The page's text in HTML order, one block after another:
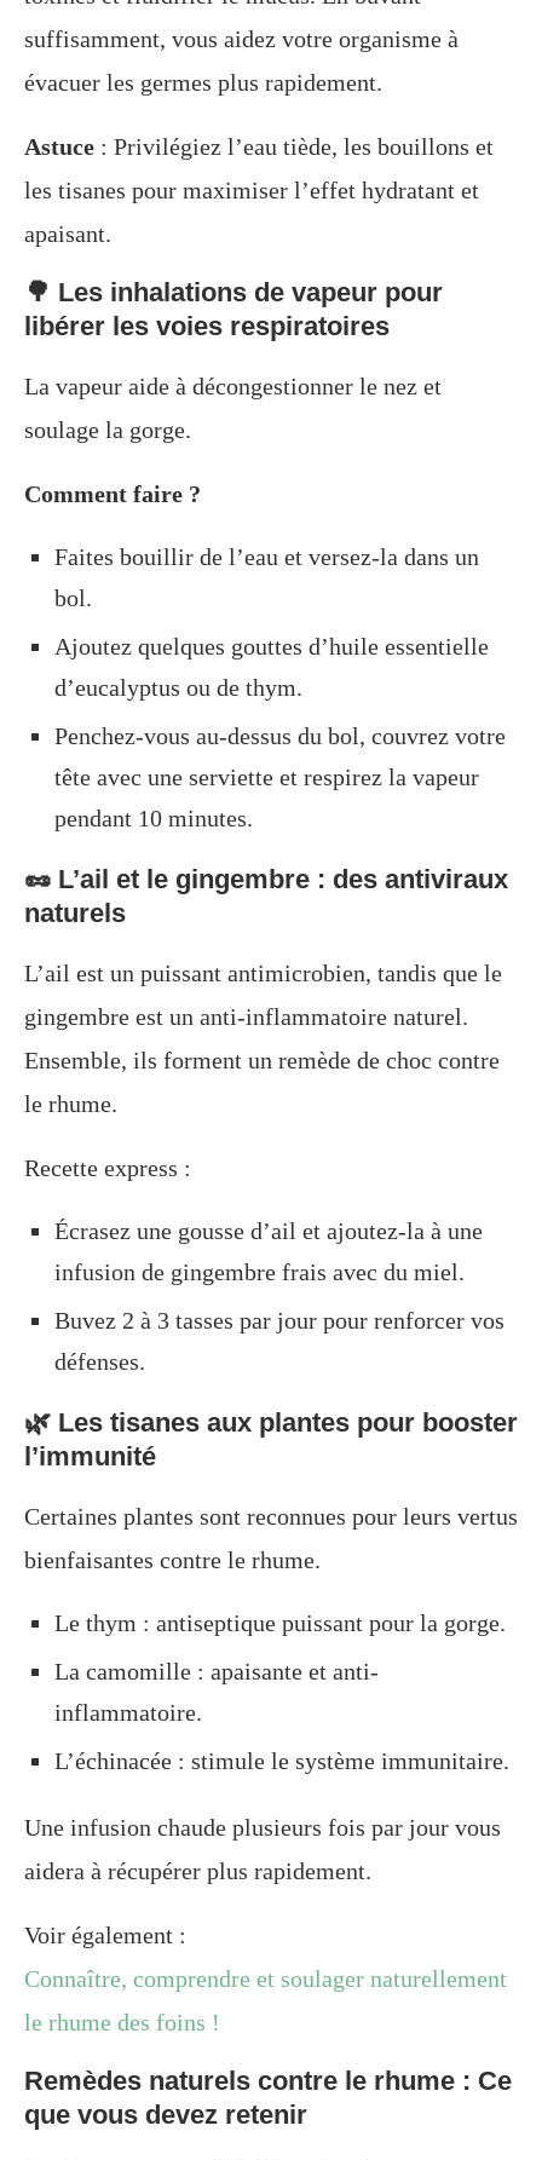
suffisamment, vous aidez votre organisme à
évacuer les germes plus rapidement.
Astuce : Privilégiez l’eau tiède, les bouillons et
les tisanes pour maximiser l’effet hydratant et
apaisant.
🌳 Les inhalations de vapeur pour
libérer les voies respiratoires
La vapeur aide à décongestionner le nez et
soulage la gorge.
Comment faire ?
Faites bouillir de l’eau et versez-la dans un
bol.
Ajoutez quelques gouttes d’huile essentielle
d’eucalyptus ou de thym.
Penchez-vous au-dessus du bol, couvrez votre
tête avec une serviette et respirez la vapeur
pendant 10 minutes.
🥜 L’ail et le gingembre : des antiviraux
naturels
L’ail est un puissant antimicrobien, tandis que le
gingembre est un anti-inflammatoire naturel.
Ensemble, ils forment un remède de choc contre
le rhume.
Recette express :
Écrasez une gousse d’ail et ajoutez-la à une
infusion de gingembre frais avec du miel.
Buvez 2 à 3 tasses par jour pour renforcer vos
défenses.
🌿 Les tisanes aux plantes pour booster
l’immunité
Certaines plantes sont reconnues pour leurs vertus
bienfaisantes contre le rhume.
Le thym : antiseptique puissant pour la gorge.
La camomille : apaisante et anti-
inflammatoire.
L’échinacée : stimule le système immunitaire.
Une infusion chaude plusieurs fois par jour vous
aidera à récupérer plus rapidement.
Voir également :
Connaître, comprendre et soulager naturellement
le rhume des foins !
Remèdes naturels contre le rhume : Ce
que vous devez retenir